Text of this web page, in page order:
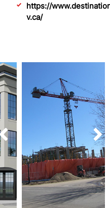
https://
v.ca/